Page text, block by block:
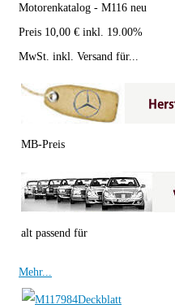
Motorenkatalog - M116 neu
Preis 10,00 € inkl. 19.00%
MwSt. inkl. Versand für...
MB-Preis
alt passend für
Mehr...